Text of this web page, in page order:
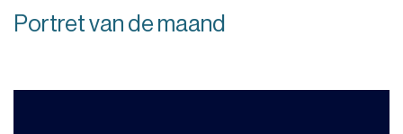
Portret van de maand